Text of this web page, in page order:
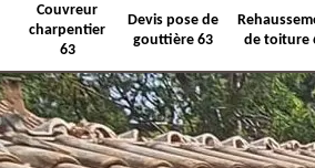
Couvreur
charpentier
63
Devis pose de
gouttière 63
de toiture